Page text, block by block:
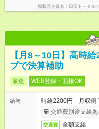
掲載元企業名 日研トータル
【月8～10日】高時
プで決算補助
派遣 WEB登録・面接OK
給与
時給2200円 月収例
交通費別途支給あ
交通費 全額支給